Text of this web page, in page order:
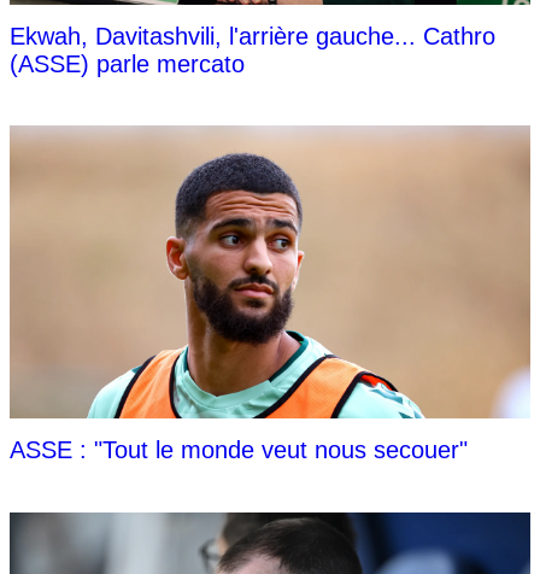
Ekwah, Davitashvili, l'arrière gauche... Cathro
(ASSE) parle mercato
ASSE : "Tout le monde veut nous secouer"